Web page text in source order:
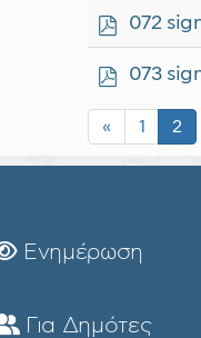
p
072
p
f
073
« 1 2
Ενημέρωση
Για Δημότες